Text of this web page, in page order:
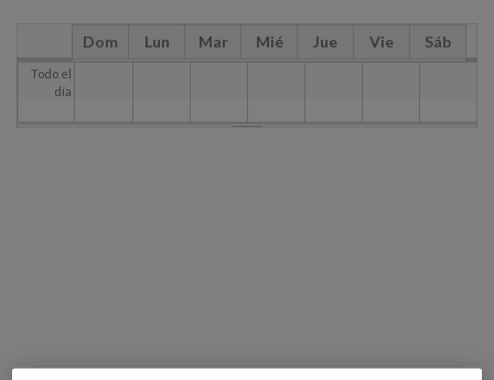
Dom Lun Mar Mié Jue Vie Sáb
Todo el
día